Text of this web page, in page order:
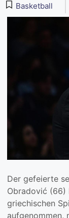
Basketball
Der gefeierte
Obradović (66)
griechischen
aufgenommen,